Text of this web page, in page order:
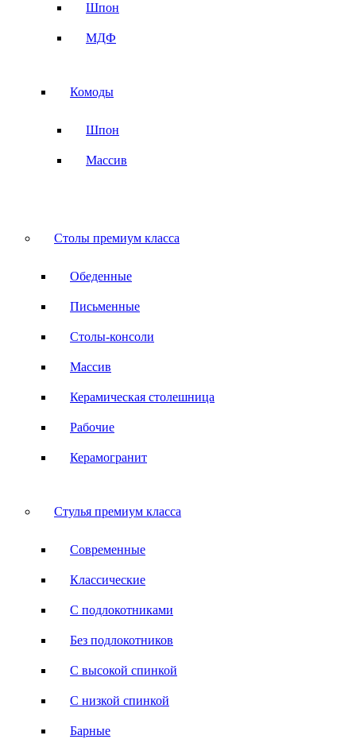
Шпон
МДФ
Комоды
Шпон
Массив
Столы премиум класса
Обеденные
Письменные
Столы-консоли
Массив
Керамическая столешница
Рабочие
Керамогранит
Стулья премиум класса
Современные
Классические
С подлокотниками
Без подлокотников
С высокой спинкой
С низкой спинкой
Барные